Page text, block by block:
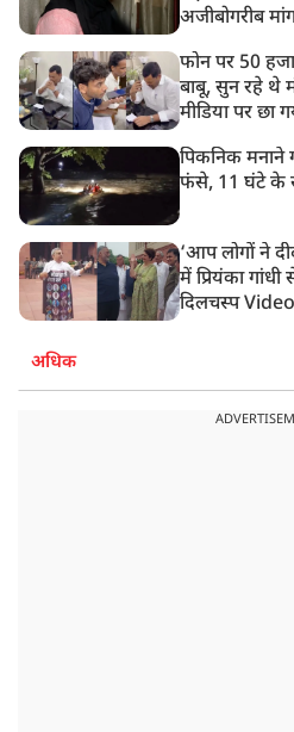
अजीबोगरीब
फोन पर 50
बाबू, सुन रहे थे
मीडिया पर छा
पिकनिक
फंसे, 11 घंटे के
‘आप लोगों ने
में प्रियंका
दिलचस्प Video
अधिक